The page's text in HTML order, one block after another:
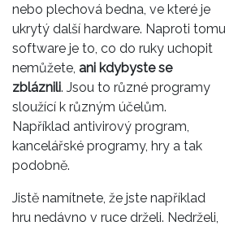
nebo plechová bedna, ve které je
ukrytý další hardware. Naproti tomu
software je to, co do ruky uchopit
nemůžete, ani kdybyste se
zbláznili. Jsou to různé programy
sloužící k různým účelům.
Například antivirový program,
kancelářské programy, hry a tak
podobně.
Jistě namítnete, že jste například
hru nedávno v ruce drželi. Nedrželi,